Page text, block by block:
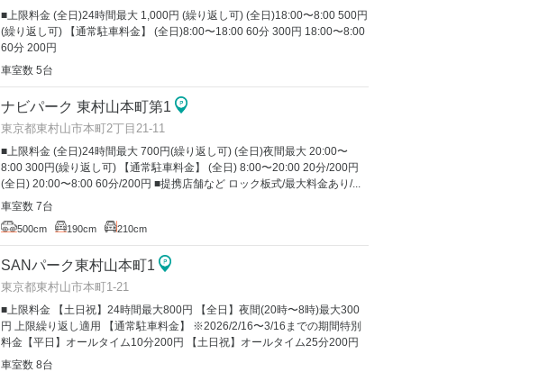
■上限料金 (全日)24時間最大 1,000円 (繰り返し可) (全日)18:00〜8:00 500円
(繰り返し可) 【通常駐車料金】 (全日)8:00〜18:00 60分 300円 18:00〜8:00
60分 200円
車室数 5台
ナビパーク 東村山本町第1
東京都東村山市本町2丁目21-11
■上限料金 (全日)24時間最大 700円(繰り返し可) (全日)夜間最大 20:00〜
8:00 300円(繰り返し可) 【通常駐車料金】 (全日) 8:00〜20:00 20分/200円
(全日) 20:00〜8:00 60分/200円 ■提携店舗など ロック板式/最大料金あり/...
車室数 7台
500cm 190cm 210cm
SANパーク東村山本町1
東京都東村山市本町1-21
■上限料金 【土日祝】24時間最大800円 【全日】夜間(20時〜8時)最大300
円 上限繰り返し適用 【通常駐車料金】 ※2026/2/16〜3/16までの期間特別
料金【平日】オールタイム10分200円 【土日祝】オールタイム25分200円
車室数 8台